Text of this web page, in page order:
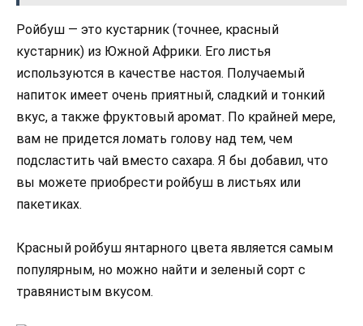
Ройбуш — это кустарник (точнее, красный
кустарник) из Южной Африки. Его листья
используются в качестве настоя. Получаемый
напиток имеет очень приятный, сладкий и тонкий
вкус, а также фруктовый аромат. По крайней мере,
вам не придется ломать голову над тем, чем
подсластить чай вместо сахара. Я бы добавил, что
вы можете приобрести ройбуш в листьях или
пакетиках.
Красный ройбуш янтарного цвета является самым
популярным, но можно найти и зеленый сорт с
травянистым вкусом.